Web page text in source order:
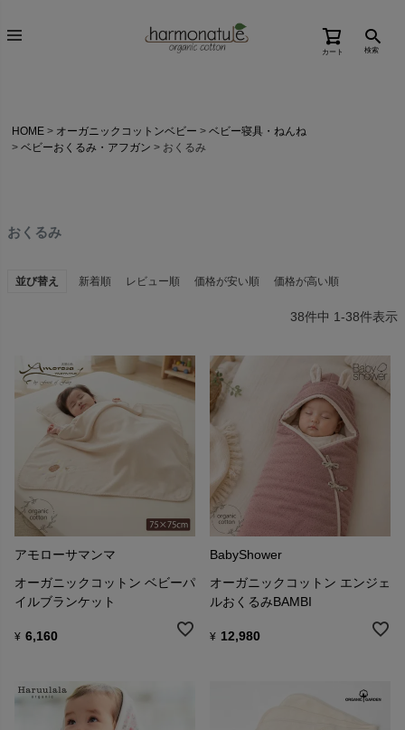
カート 検索
HOME オーガニックコットンベビー
ベビー寝具・ねんね
ベビーおくるみ・アフガン
おくるみ
おくるみ
並び替え 新着順 レビュー順 価格が安い順 価格が高い順
38件中 1-38件表示
アモローサマンマ
オーガニックコットン ベビーパ
イルブランケット
¥ 6,160
BabyShower
オーガニックコットン エンジェ
ルおくるみBAMBI
¥ 12,980